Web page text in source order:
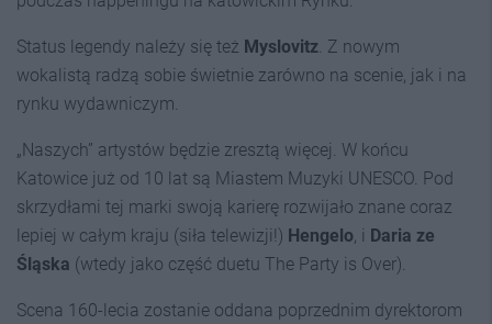
Status legendy należy się też Myslovitz. Z nowym
wokalistą radzą sobie świetnie zarówno na scenie, jak i na
rynku wydawniczym.
„Naszych” artystów będzie zresztą więcej. W końcu
Katowice już od 10 lat są Miastem Muzyki UNESCO. Pod
skrzydłami tej marki swoją karierę rozwijało znane coraz
lepiej w całym kraju (siła telewizji!) Hengelo, i Daria ze
Śląska (wtedy jako część duetu The Party is Over).
Scena 160-lecia zostanie oddana poprzednim dyrektorom